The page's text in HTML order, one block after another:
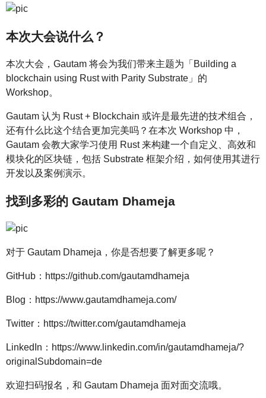
本次大会说什么？
本次大会，Gautam 将会为我们带来主题为「Building a
blockchain using Rust with Parity Substrate」的
Workshop。
Gautam 认为 Rust + Blockchain 或许是最先进的技术组合，
还有什么比这个结合更加完美吗？在本次 Workshop 中，
Gautam 会教大家学习使用 Rust 来构建一个自定义、高效和
模块化的区块链，包括 Substrate 框架介绍，如何使用其进行
开发以及案例演示。
找到多彩的 Gautam Dhameja
对于 Gautam Dhameja，你是否想要了解更多呢？
GitHub：https://github.com/gautamdhameja
Blog：https://www.gautamdhameja.com/
Twitter：https://twitter.com/gautamdhameja
LinkedIn：https://www.linkedin.com/in/gautamdhameja/?
originalSubdomain=de
欢迎扫码报名，和 Gautam Dhameja 面对面交流哦。